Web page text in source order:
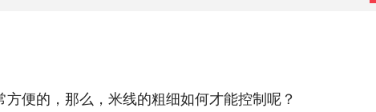
便的，那么，米线的粗细如何才能控制呢？